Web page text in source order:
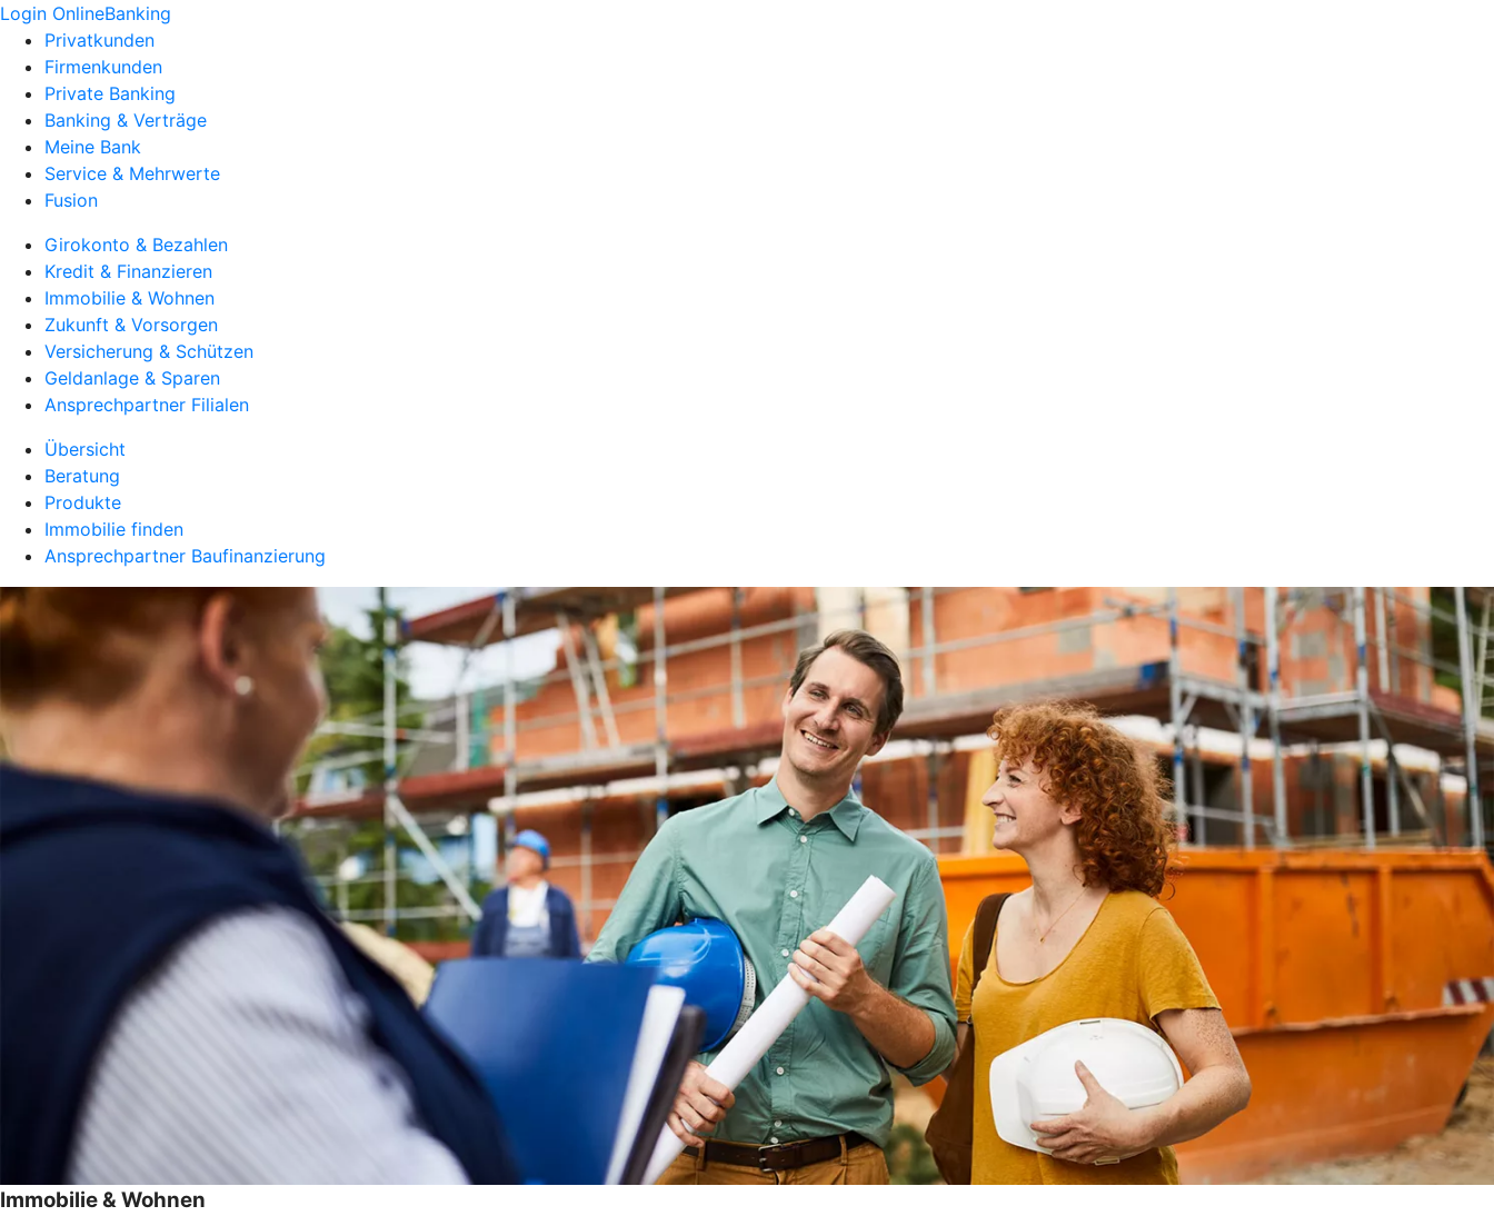
Login OnlineBanking
Privatkunden
Firmenkunden
Private Banking
Banking & Verträge
Meine Bank
Service & Mehrwerte
Fusion
Girokonto & Bezahlen
Kredit & Finanzieren
Immobilie & Wohnen
Zukunft & Vorsorgen
Versicherung & Schützen
Geldanlage & Sparen
Ansprechpartner Filialen
Übersicht
Beratung
Produkte
Immobilie finden
Ansprechpartner Baufinanzierung
Immobilie & Wohnen